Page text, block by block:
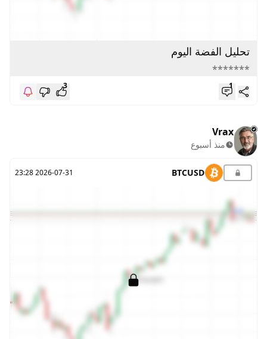
تحليل الفضة اليوم
*******
1
3
Vrax
منذ أسبوع
BTCUSD
2026-07-31 23:28